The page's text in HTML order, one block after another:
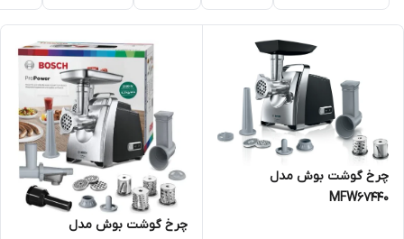
چرخ گوشت بوش مدل
MFW67440
چرخ گوشت بوش مدل